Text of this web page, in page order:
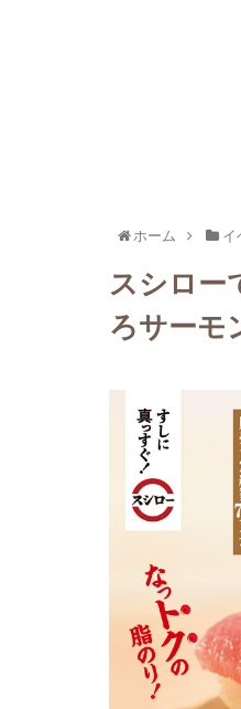
ホーム イ
スシロー
ろサーモ